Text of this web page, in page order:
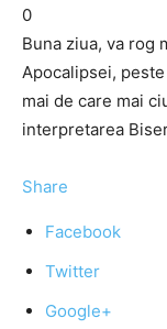
0
Buna ziua, va rog
Apocalipsei,
mai de care mai
interpretarea
Share
Facebook
Twitter
Google+